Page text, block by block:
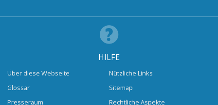
HILFE
Über diese Webseite
Glossar
Presseraum
Nützliche Links
Sitemap
Rechtliche Aspekte